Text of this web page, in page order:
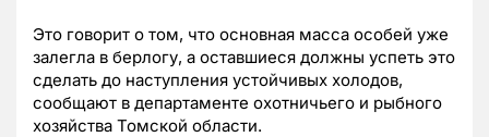
Это говорит о том, что основная масса особей уже
залегла в берлогу, а оставшиеся должны успеть это
сделать до наступления устойчивых холодов,
сообщают в департаменте охотничьего и рыбного
хозяйства Томской области.